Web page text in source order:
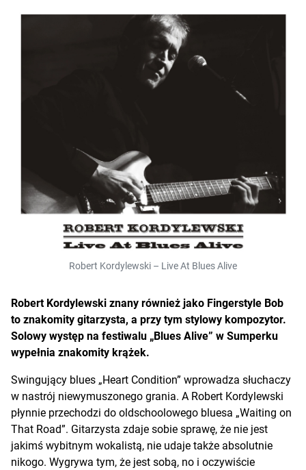
Robert Kordylewski – Live At Blues Alive
Robert Kordylewski znany również jako Fingerstyle Bob
to znakomity gitarzysta, a przy tym stylowy kompozytor.
Solowy występ na festiwalu „Blues Alive” w Sumperku
wypełnia znakomity krążek.
Swingujący blues „Heart Condition” wprowadza słuchaczy
w nastrój niewymuszonego grania. A Robert Kordylewski
płynnie przechodzi do oldschoolowego bluesa „Waiting on
That Road”. Gitarzysta zdaje sobie sprawę, że nie jest
jakimś wybitnym wokalistą, nie udaje także absolutnie
nikogo. Wygrywa tym, że jest sobą, no i oczywiście